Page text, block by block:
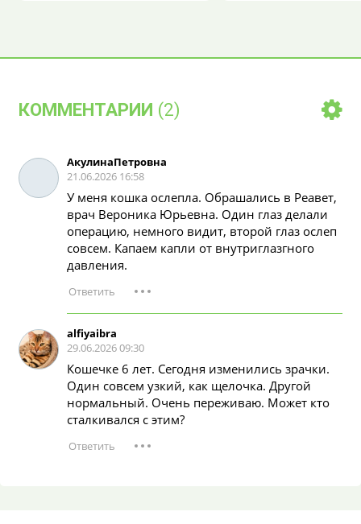
Здравствуйе.
у родственников, они
нашли. Внешне похож
длинная шерсть, ьае
называемые кисточки.
КОММЕНТАРИИ (2)
АкулинаПетровна
21.06.2026 16:58
У меня кошка ослепла. Обрашались в Реавет,
врач Вероника Юрьевна. Один глаз делали
операцию, немного видит, второй глаз ослеп
совсем. Капаем капли от внутриглазгного
давления.
alfiyaibra
29.06.2026 09:30
Кошечке 6 лет. Сегодня изменились зрачки.
Один совсем узкий, как щелочка. Другой
нормальный. Очень переживаю. Может кто
сталкивался с этим?